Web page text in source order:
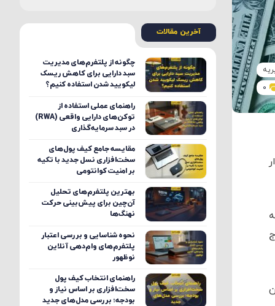
0
آخرین مقالات
چگونه از پلتفرم‌های مدیریت
سبد دارایی برای کاهش ریسک
لیکویید شدن استفاده کنیم؟
راهنمای عملی استفاده از
توکن‌های دارایی واقعی (RWA)
در سبد سرمایه‌گذاری
مقایسه جامع کیف پول‌های
سخت‌افزاری نسل جدید با تکیه
بر امنیت کوانتومی
بهترین پلتفرم‌های تحلیل
آن‌چین برای پیش‌بینی حرکت
نهنگ‌ها
نحوه شناسایی و بررسی اعتبار
پلتفرم‌های وام‌دهی آنلاین
نوظهور
راهنمای انتخاب کیف پول
سخت‌افزاری بر اساس نیاز و
بودجه؛ بررسی مدل‌های جدید